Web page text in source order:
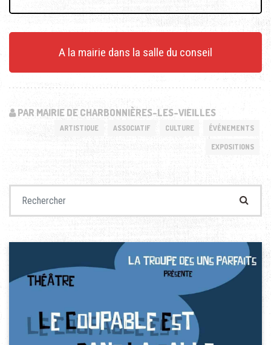
A la mairie dans la salle du conseil
PAR MAIRIE DE CHARBONNIÈRES-LES-VIEILLES
ARTISTIQUE ASSOCIATIF CULTURE ÉVÉNEMENTS
EXPOSITIONS